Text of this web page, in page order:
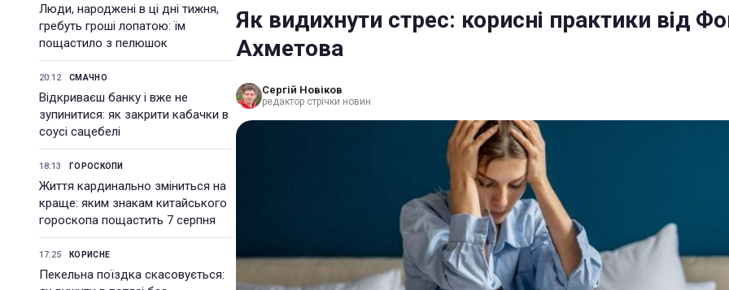
Люди, народжені в ці дні тижня,
гребуть гроші лопатою: їм
пощастило з пелюшок
20:12 СМАЧНО
Відкриваєш банку і вже не
зупинитися: як закрити кабачки в
соусі сацебелі
18:13 ГОРОСКОПИ
Життя кардинально зміниться на
краще: яким знакам китайського
гороскопа пощастить 7 серпня
17:25 КОРИСНЕ
Пекельна поїздка скасовується:
Як видихнути стрес: корисні практики від
Ахметова
Сергій Новіков
редактор стрічки новин